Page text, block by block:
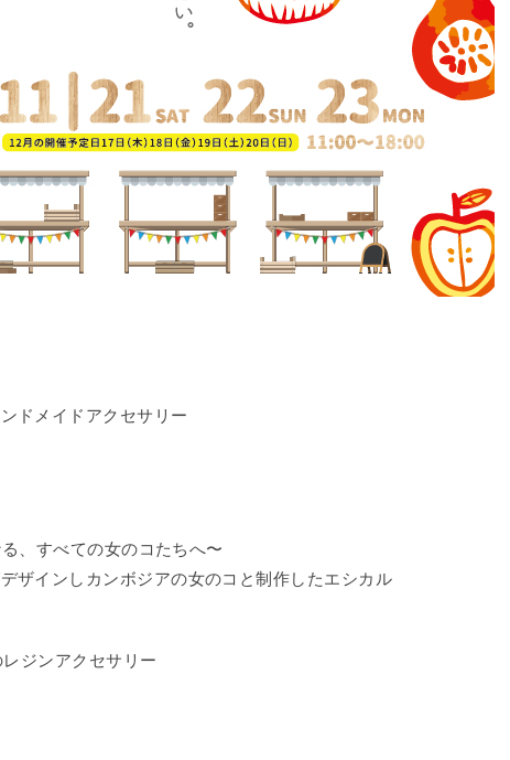
ドメイドアクセサリー
、すべての女のコたちへ〜
ザインしカンボジアの女のコと制作したエシカル
ジンアクセサリー